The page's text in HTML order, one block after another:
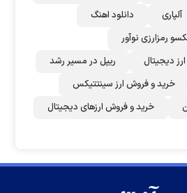
آلپاری
دانلود اهنگ
رمزارزی نوآور
دیجیتال
ریپل در مسیر رشد
خرید و فروش ارز سینتتیکس
خرید و فروش ارزهای دیجیتال